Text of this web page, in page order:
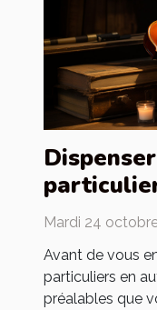
les
Mardi 24
Avant de vous
particuliers en
préalables que